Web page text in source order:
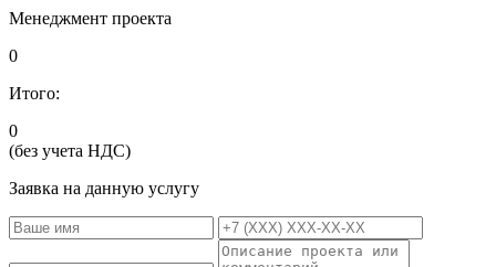
Менеджмент проекта
0
Итого:
0
(без учета НДС)
Заявка на данную услугу